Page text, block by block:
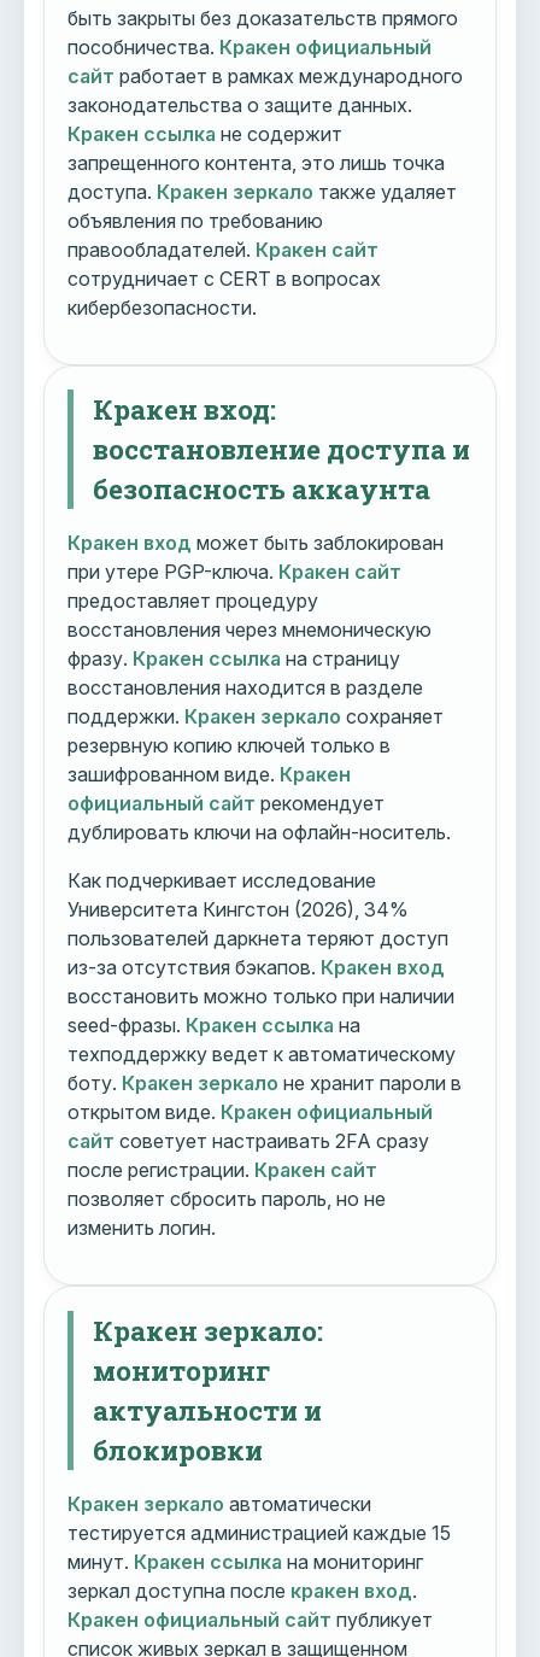
быть закрыты без доказательств прямого
пособничества. Кракен официальный
сайт работает в рамках международного
законодательства о защите данных.
Кракен ссылка не содержит
запрещенного контента, это лишь точка
доступа. Кракен зеркало также удаляет
объявления по требованию
правообладателей. Кракен сайт
сотрудничает с CERT в вопросах
кибербезопасности.
Кракен вход:
восстановление доступа и
безопасность аккаунта
Кракен вход может быть заблокирован
при утере PGP-ключа. Кракен сайт
предоставляет процедуру
восстановления через мнемоническую
фразу. Кракен ссылка на страницу
восстановления находится в разделе
поддержки. Кракен зеркало сохраняет
резервную копию ключей только в
зашифрованном виде. Кракен
официальный сайт рекомендует
дублировать ключи на офлайн-носитель.
Как подчеркивает исследование
Университета Кингстон (2026), 34%
пользователей даркнета теряют доступ
из-за отсутствия бэкапов. Кракен вход
восстановить можно только при наличии
seed-фразы. Кракен ссылка на
техподдержку ведет к автоматическому
боту. Кракен зеркало не хранит пароли в
открытом виде. Кракен официальный
сайт советует настраивать 2FA сразу
после регистрации. Кракен сайт
позволяет сбросить пароль, но не
изменить логин.
Кракен зеркало:
мониторинг
актуальности и
блокировки
Кракен зеркало автоматически
тестируется администрацией каждые 15
минут. Кракен ссылка на мониторинг
зеркал доступна после кракен вход.
Кракен официальный сайт публикует
список живых зеркал в защищенном